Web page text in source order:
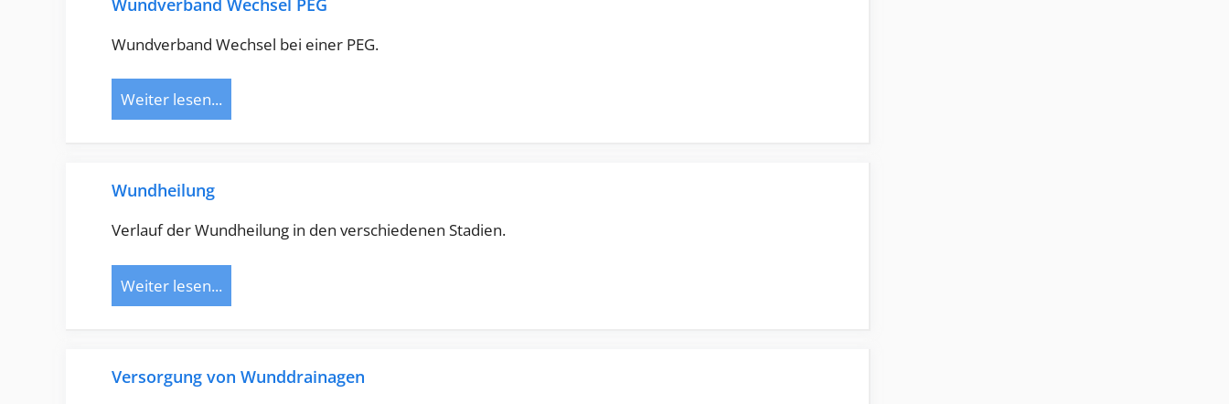
Wundverband Wechsel bei einer PEG.
Weiter lesen...
Wundheilung
Verlauf der Wundheilung in den verschiedenen Stadien.
Weiter lesen...
Versorgung von Wunddrainagen